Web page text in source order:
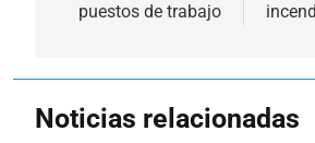
puestos de trabajo
Noticias relacionadas